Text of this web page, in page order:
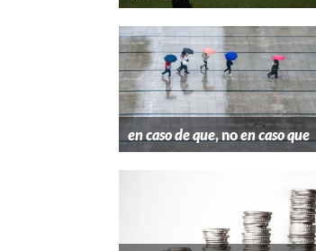
en caso de que, noen caso que